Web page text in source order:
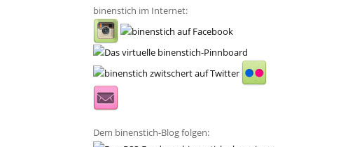
binenstich im Internet:
Dem binenstich-Blog folgen: